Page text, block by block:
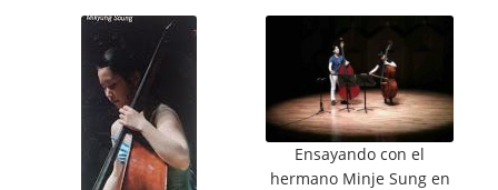
Ensayando con el
hermano Minje Sung en